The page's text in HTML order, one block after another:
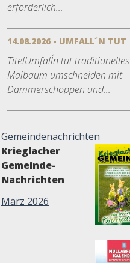
erforderlich...
14.08.2026 - UMFALL´N TUT
TitelUmfall´n tut traditionelles
Maibaum umschneiden mit
Dämmerschoppen und...
Gemeindenachrichten
Krieglacher
Gemeinde-
Nachrichten
März 2026